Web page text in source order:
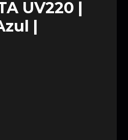
UV220 |
|